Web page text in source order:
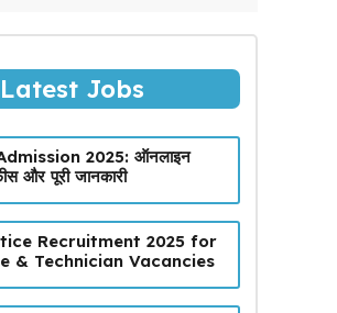
Latest Jobs
2025: ऑनलाइन
और पूरी जानकारी
Recruitment 2025 for
& Technician Vacancies